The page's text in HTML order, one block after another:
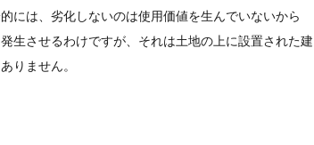
には、劣化しないのは使用価値を生んでいないから
生させるわけですが、それは土地の上に設置された建
りません。